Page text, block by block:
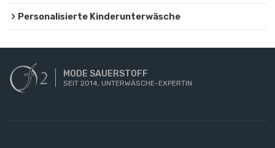
Personalisierte Kinderunterwäsche
MODE SAUERSTOFF
SEIT 2014, UNTERWÄSCHE-EXPERTIN